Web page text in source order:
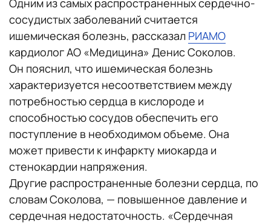
Одним из самых распространенных сердечно-
сосудистых заболеваний считается
ишемическая болезнь, рассказал РИАМО
кардиолог АО «Медицина» Денис Соколов.
Он пояснил, что ишемическая болезнь
характеризуется несоответствием между
потребностью сердца в кислороде и
способностью сосудов обеспечить его
поступление в необходимом объеме. Она
может привести к инфаркту миокарда и
стенокардии напряжения.
Другие распространенные болезни сердца, по
словам Соколова, — повышенное давление и
сердечная недостаточность. «Сердечная